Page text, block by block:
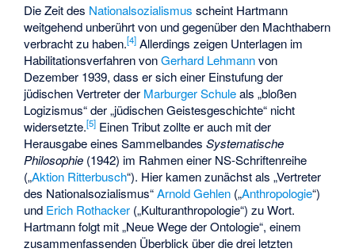
Die Zeit des Nationalsozialismus scheint Hartmann
weitgehend unberührt von und gegenüber den Machthabern
verbracht zu haben.[4] Allerdings zeigen Unterlagen im
Habilitationsverfahren vonGerhard Lehmannvon
Dezember 1939, dass er sich einer Einstufung der
jüdischen Vertreter der Marburger Schuleals „bloßen
Logizismus“ der „jüdischen Geistesgeschichte“ nicht
widersetzte.[5] Einen Tribut zollte er auch mit der
Herausgabe eines SammelbandesSystematische
Philosophie (1942) im Rahmen einer NS-Schriftenreihe
(„Aktion Ritterbusch“). Hier kamen zunächst als „Vertreter
des Nationalsozialismus“Arnold Gehlen („Anthropologie“)
und Erich Rothacker („Kulturanthropologie“) zu Wort.
Hartmann folgt mit „Neue Wege der Ontologie“, einem
zusammenfassenden Überblick über die drei letzten